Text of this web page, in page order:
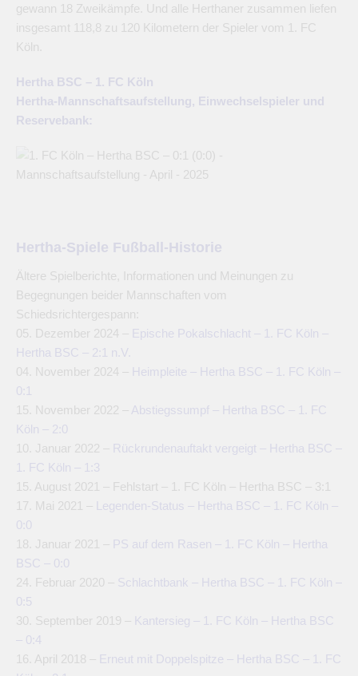
gewann 18 Zweikämpfe. Und alle Herthaner zusammen liefen
insgesamt 118,8 zu 120 Kilometern der Spieler vom 1. FC
Köln.
Hertha BSC – 1. FC Köln
Hertha-Mannschaftsaufstellung, Einwechselspieler und
Reservebank:
Hertha-Spiele Fußball-Historie
Ältere Spielberichte, Informationen und Meinungen zu
Begegnungen beider Mannschaften vom
Schiedsrichtergespann:
05. Dezember 2024 – Epische Pokalschlacht – 1. FC Köln –
Hertha BSC – 2:1 n.V.
04. November 2024 – Heimpleite – Hertha BSC – 1. FC Köln –
0:1
15. November 2022 – Abstiegssumpf – Hertha BSC – 1. FC
Köln – 2:0
10. Januar 2022 – Rückrundenauftakt vergeigt – Hertha BSC –
1. FC Köln – 1:3
15. August 2021 – Fehlstart – 1. FC Köln – Hertha BSC – 3:1
17. Mai 2021 –
Legenden-Status – Hertha BSC – 1. FC Köln –
0:0
18. Januar 2021 – PS auf dem Rasen – 1. FC Köln – Hertha
BSC – 0:0
24. Februar 2020 – Schlachtbank – Hertha BSC – 1. FC Köln –
0:5
30. September 2019 – Kantersieg – 1. FC Köln – Hertha BSC
– 0:4
16. April 2018 – Erneut mit Doppelspitze – Hertha BSC – 1. FC